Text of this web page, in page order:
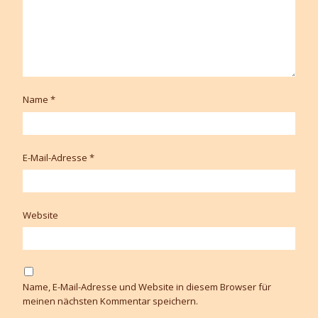
Name *
E-Mail-Adresse *
Website
Name, E-Mail-Adresse und Website in diesem Browser für
meinen nächsten Kommentar speichern.